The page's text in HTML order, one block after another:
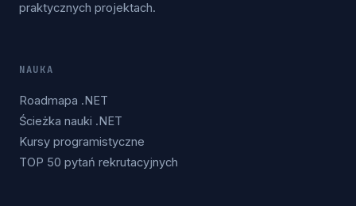
praktycznych projektach.
NAUKA
Roadmapa .NET
Ścieżka nauki .NET
Kursy programistyczne
TOP 50 pytań rekrutacyjnych